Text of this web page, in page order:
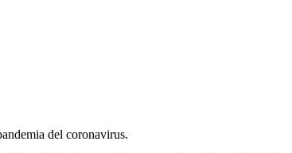
del coronavirus.